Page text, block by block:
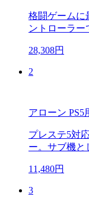
格闘ゲームに
ントローラー
28,308円
2
アローン PS5
プレステ5対
ー。サブ機と
11,480円
3